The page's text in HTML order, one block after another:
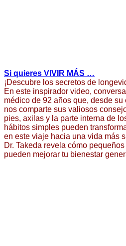
Si quieres VIVIR MÁS …
¡Descubre los secretos de
En este inspirador video,
médico de 92 años que, desde
nos comparte sus valiosos
pies, axilas y la parte interna de
hábitos simples pueden
en este viaje hacia una vida más
Dr. Takeda revela cómo
pueden mejorar tu bienestar